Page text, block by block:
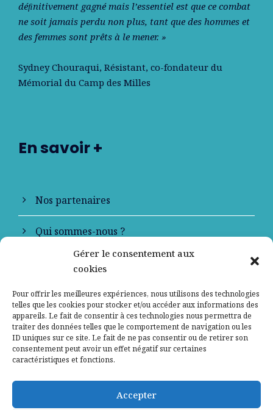
Gérer le consentement aux
cookies
Pour offrir les meilleures expériences, nous utilisons des technologies
telles que les cookies pour stocker et/ou accéder aux informations des
appareils. Le fait de consentir à ces technologies nous permettra de
traiter des données telles que le comportement de navigation ou les
ID uniques sur ce site. Le fait de ne pas consentir ou de retirer son
consentement peut avoir un effet négatif sur certaines
caractéristiques et fonctions.
Accepter
déﬁnitivement gagné mais l’essentiel est que ce combat
ne soit jamais perdu non plus, tant que des hommes et
des femmes sont prêts à le mener. »
Sydney Chouraqui, Résistant, co-fondateur du
Mémorial du Camp des Milles
En savoir +
Nos partenaires
Qui sommes-nous ?
Contactez-nous
Mentions légales
Politique de confidentialité